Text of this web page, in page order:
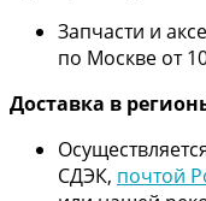
Запчасти и
по Москве от
Доставка в
СДЭК, почтой